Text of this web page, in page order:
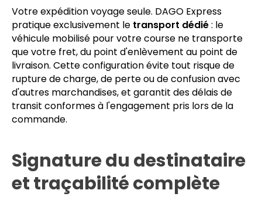
groupage
Votre expédition voyage seule. DAGO Express
pratique exclusivement letransport dédié: le
véhicule mobilisé pour votre course ne transporte
que votre fret, du point d'enlèvement au point de
livraison. Cette configuration évite tout risque de
transit conformes à l'engagement pris lors de la
commande.